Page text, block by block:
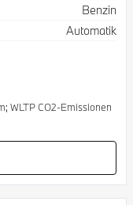
Benzin
Automatik
WLTP CO2-Emissionen